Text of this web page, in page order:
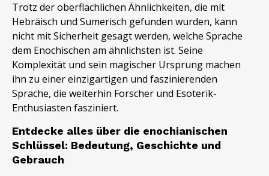
Trotz der oberflächlichen Ähnlichkeiten, die mit
Hebräisch und Sumerisch gefunden wurden, kann
nicht mit Sicherheit gesagt werden, welche Sprache
dem Enochischen am ähnlichsten ist. Seine
Komplexität und sein magischer Ursprung machen
ihn zu einer einzigartigen und faszinierenden
Sprache, die weiterhin Forscher und Esoterik-
Enthusiasten fasziniert.
Entdecke alles über die enochianischen
Schlüssel: Bedeutung, Geschichte und
Gebrauch